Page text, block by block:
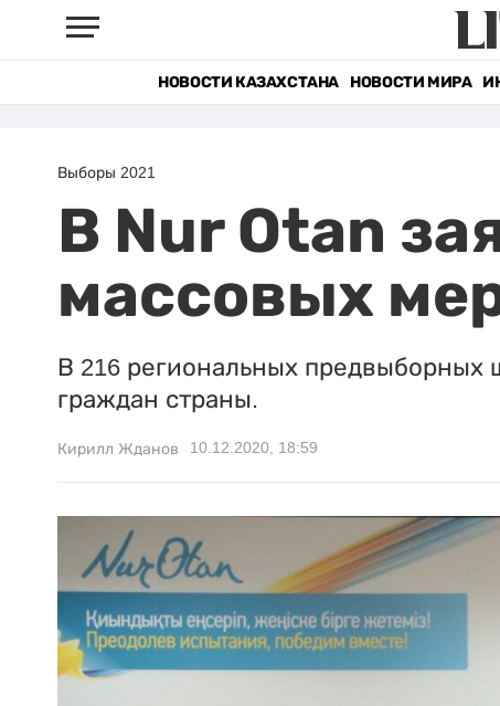
НОВОСТИ КАЗАХСТАНА НОВОСТИ МИРА
Выборы 2021
В Nur Otan
массовых
В 216 региональных предвыборных
граждан страны.
Кирилл Жданов 10.12.2020, 18:59